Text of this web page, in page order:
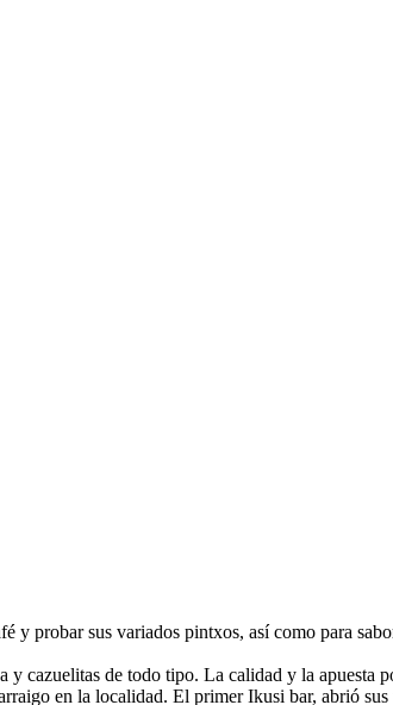
probar sus variados pintxos, así como para
cazuelitas de todo tipo. La calidad y la apuesta
en la localidad. El primer Ikusi bar, abrió